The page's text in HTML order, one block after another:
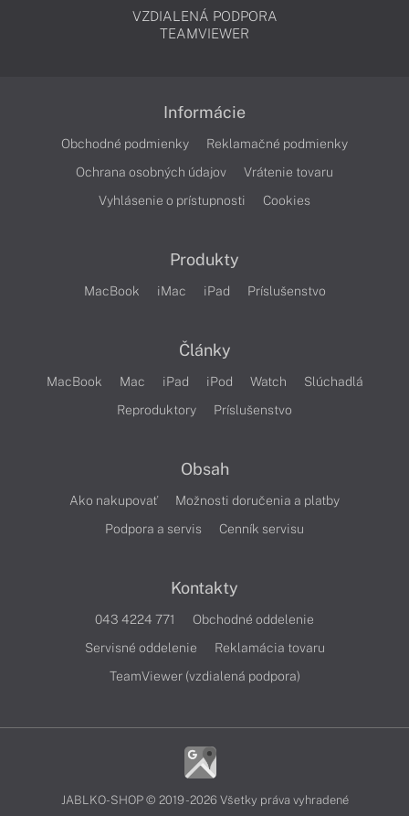
VZDIALENÁ PODPORA
TEAMVIEWER
Informácie
Obchodné podmienky
Reklamačné podmienky
Ochrana osobných údajov
Vrátenie tovaru
Vyhlásenie o prístupnosti
Cookies
Produkty
MacBook iMac iPad Príslušenstvo
Články
MacBook Mac iPad iPod Watch
Slúchadlá
Reproduktory
Príslušenstvo
Obsah
Ako nakupovať
Možnosti doručenia a platby
Podpora a servis
Cenník servisu
Kontakty
043 4224 771
Obchodné oddelenie
Servisné oddelenie
Reklamácia tovaru
TeamViewer (vzdialená podpora)
JABLKO-SHOP © 2019 - 2026 Všetky práva vyhradené